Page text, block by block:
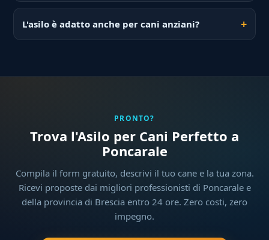
L'asilo è adatto anche per cani anziani?
PRONTO?
Trova l'Asilo per Cani Perfetto a
Poncarale
Compila il form gratuito, descrivi il tuo cane e la tua zona.
Ricevi proposte dai migliori professionisti di Poncarale e
della provincia di Brescia entro 24 ore. Zero costi, zero
impegno.